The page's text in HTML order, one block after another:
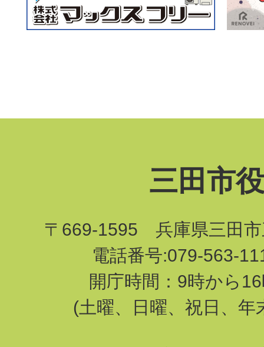
三田市
〒669-1595 兵庫県三田市
電話番号:079-563-
開庁時間：9時から
(土曜、日曜、祝日、年